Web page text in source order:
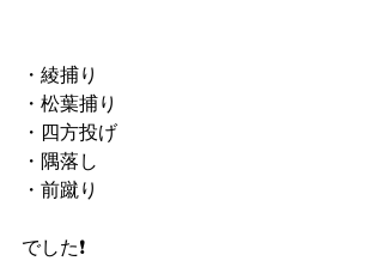
・綾捕り
・松葉捕り
・四方投げ
・隅落し
・前蹴り
でした❗️